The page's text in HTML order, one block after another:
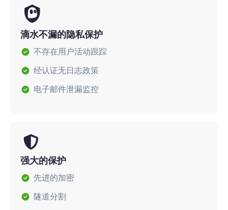
滴水不漏的隐私保护
不存在用户活动跟踪
经认证无日志政策
电子邮件泄漏监控
强大的保护
先进的加密
隧道分割